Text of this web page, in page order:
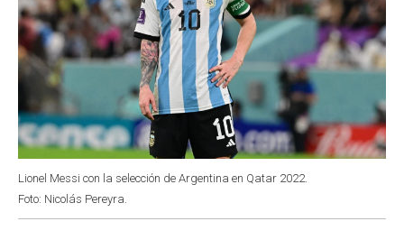
Lionel Messi con la selección de Argentina en Qatar 2022.
Foto: Nicolás Pereyra.